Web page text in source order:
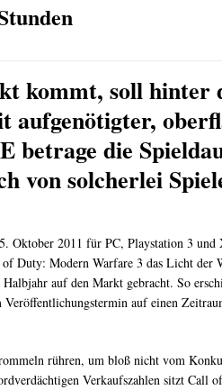
kommt, soll hinter
die
von solcherlei
Oktober 2011 für PC, Playstation 3
Duty: Modern Warfare 3 das Licht der
auf den Markt gebracht. So
auf einen
rühren, um bloß nicht vom
Verkaufszahlen sitzt Call